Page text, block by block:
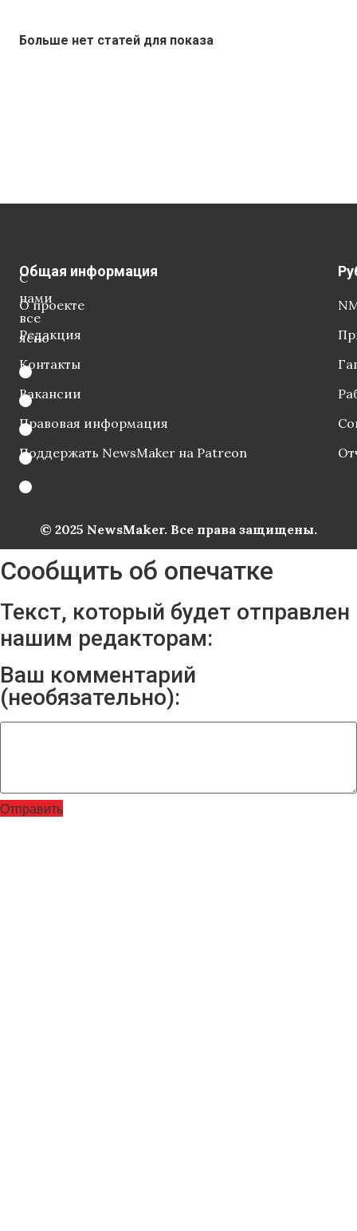
Больше нет статей для показа
С
нами
все
ясно
Общая информация
О проекте
Редакция
Контакты
Вакансии
Правовая информация
Поддержать NewsMaker на Patreon
© 2025 NewsMaker. Все права защищены.
Сообщить об опечатке
Текст, который будет отправлен
нашим редакторам:
Ваш комментарий
(необязательно):
Отправить